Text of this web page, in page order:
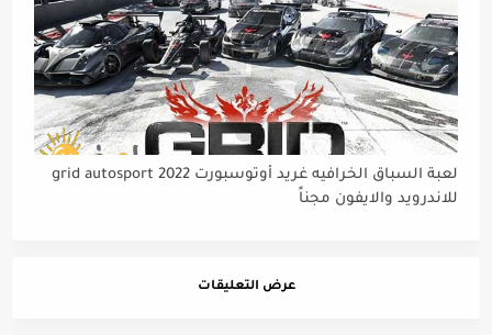
لعبة السباق الخرافيه غريد أوتوسبورت grid autosport 2022
للاندرويد والايفون مجناً
عرض التعليقات